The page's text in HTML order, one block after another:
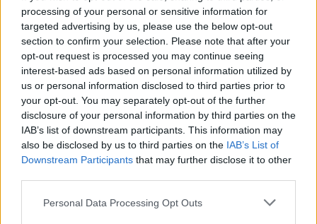
processing of your personal or sensitive information for
targeted advertising by us, please use the below opt-out
section to confirm your selection. Please note that after your
opt-out request is processed you may continue seeing
interest-based ads based on personal information utilized by
us or personal information disclosed to third parties prior to
your opt-out. You may separately opt-out of the further
disclosure of your personal information by third parties on the
IAB’s list of downstream participants. This information may
also be disclosed by us to third parties on the IAB’s List of
Downstream Participants that may further disclose it to other
Personal Data Processing Opt Outs